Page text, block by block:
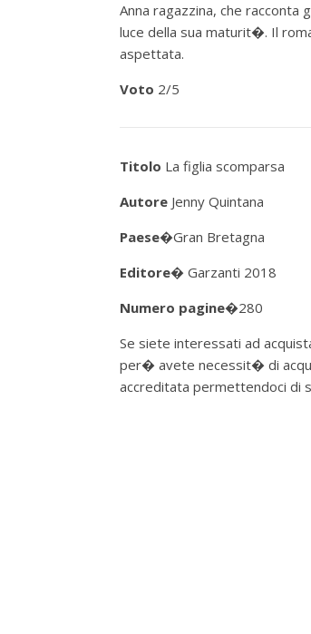
Anna ragazzina, che racconta
luce della sua maturit�. Il
aspettata.
Voto 2/5
Titolo La figlia scomparsa
Autore Jenny Quintana
Paese�Gran Bretagna
Editore� Garzanti 2018
Numero pagine�280
Se siete interessati ad
per� avete necessit� di
accreditata permettendoci di